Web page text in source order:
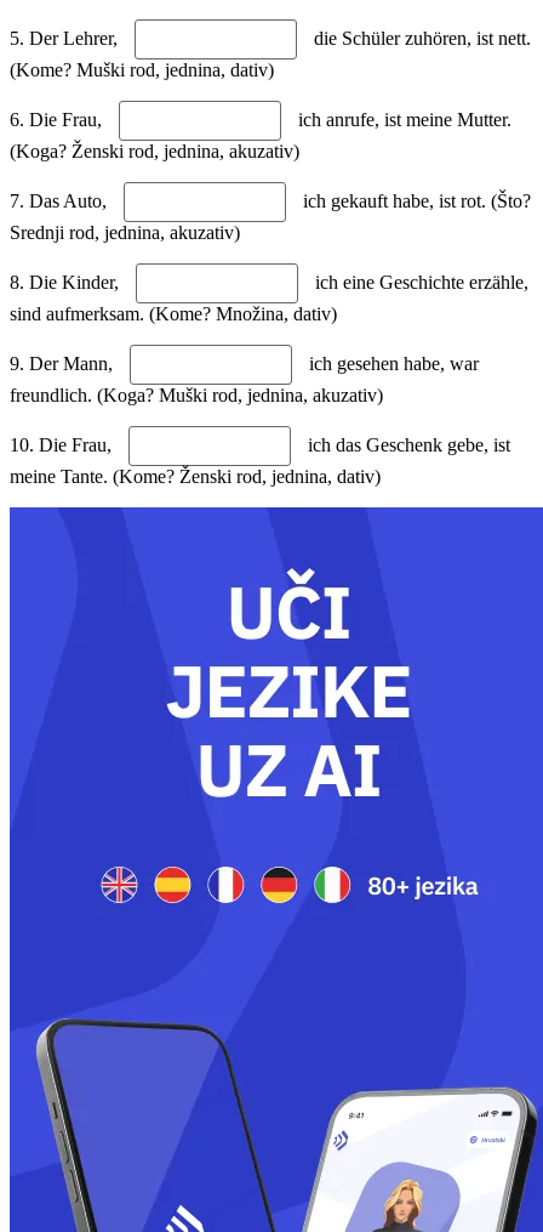
5. Der Lehrer,
die Schüler zuhören, ist nett.
(Kome? Muški rod, jednina, dativ)
6. Die Frau,
ich anrufe, ist meine Mutter.
(Koga? Ženski rod, jednina, akuzativ)
7. Das Auto,
ich gekauft habe, ist rot. (Što?
Srednji rod, jednina, akuzativ)
8. Die Kinder,
ich eine Geschichte erzähle,
sind aufmerksam. (Kome? Množina, dativ)
9. Der Mann,
ich gesehen habe, war
freundlich. (Koga? Muški rod, jednina, akuzativ)
10. Die Frau,
ich das Geschenk gebe, ist
meine Tante. (Kome? Ženski rod, jednina, dativ)